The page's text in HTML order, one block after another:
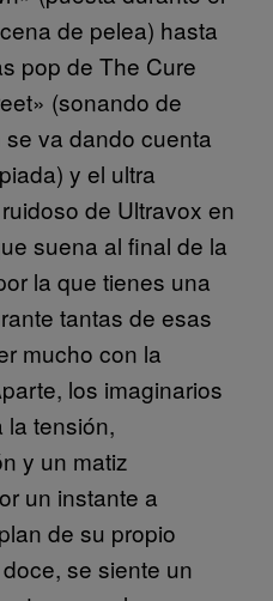
de pelea) hasta
pop de The Cure
(sonando de
va dando cuenta
y el ultra
de Ultravox en
suena al final de la
la que tienes una
tantas de esas
mucho con la
los imaginarios
la tensión,
y un matiz
un instante a
de su propio
se siente un